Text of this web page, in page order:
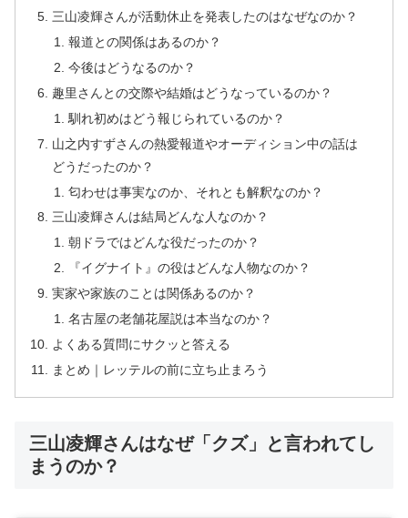
三山凌輝さんが活動休止を発表したのはなぜなのか？
報道との関係はあるのか？
今後はどうなるのか？
趣里さんとの交際や結婚はどうなっているのか？
馴れ初めはどう報じられているのか？
山之内すずさんの熱愛報道やオーディション中の話は
どうだったのか？
匂わせは事実なのか、それとも解釈なのか？
三山凌輝さんは結局どんな人なのか？
朝ドラではどんな役だったのか？
『イグナイト』の役はどんな人物なのか？
実家や家族のことは関係あるのか？
名古屋の老舗花屋説は本当なのか？
よくある質問にサクッと答える
まとめ｜レッテルの前に立ち止まろう
三山凌輝さんはなぜ「クズ」と言われてし
まうのか？